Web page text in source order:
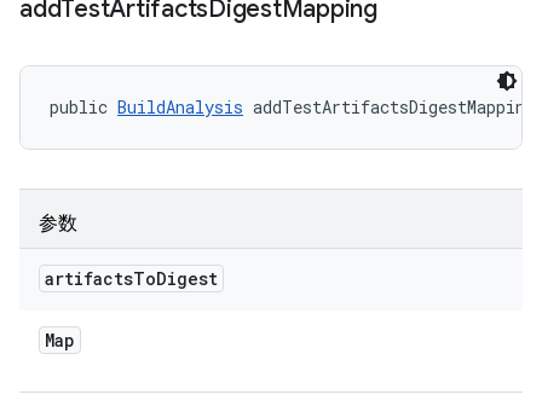
addTestArtifactsDigestMapping
public BuildAnalysis
参数
artifactsToDigest
Map